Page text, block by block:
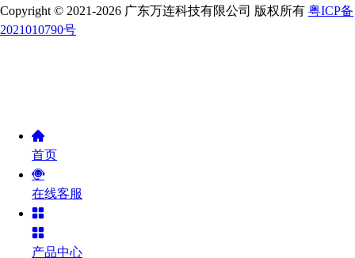
Copyright © 2021-2026 广东万连科技有限公司 版权所有 粤ICP备
2021010790号
首页
在线客服
产品中心